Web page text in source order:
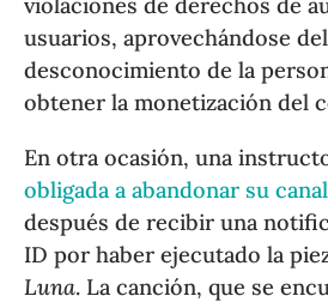
violaciones de derechos de
usuarios, aprovechándose
desconocimiento de la
obtener la monetización del
En otra ocasión, una
obligada a abandonar su
después de recibir una
ID por haber ejecutado la
Luna. La canción, que se